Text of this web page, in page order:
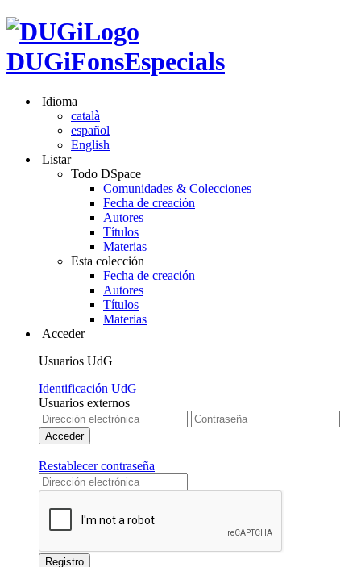
DUGiFonsEspecials
Idioma
català
español
English
Listar
Todo DSpace
Comunidades & Colecciones
Fecha de creación
Autores
Títulos
Materias
Esta colección
Fecha de creación
Autores
Títulos
Materias
Acceder
Usuarios UdG
Identificación UdG
Usuarios externos
Restablecer contraseña